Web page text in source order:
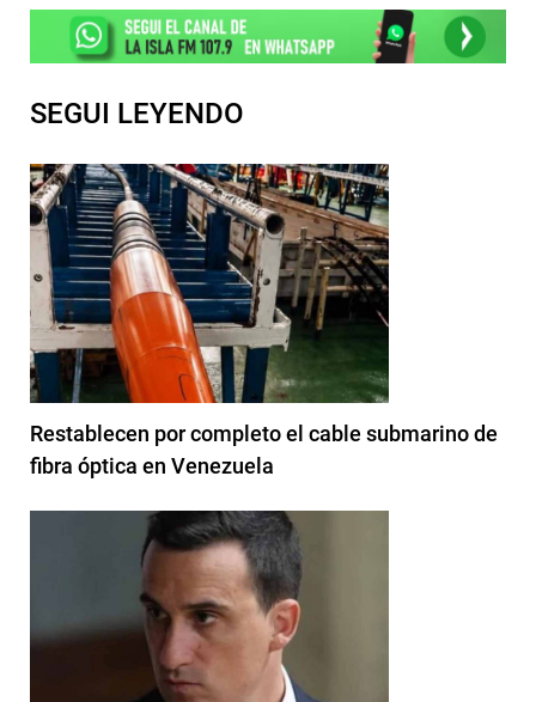
SEGUI LEYENDO
Restablecen por completo el cable submarino de
fibra óptica en Venezuela